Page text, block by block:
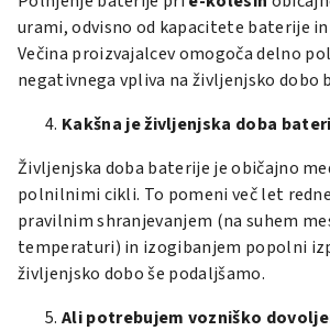
urami, odvisno od kapacitete baterije
Večina proizvajalcev omogoča delno
negativnega vpliva na življenjsko dobo
Kakšna je življenjska doba
Življenjska doba baterije je običajno
polnilnimi cikli. To pomeni več let
pravilnim shranjevanjem (na suhem
temperaturi) in izogibanjem popolni
življenjsko dobo še podaljšamo.
Ali potrebujem vozniško